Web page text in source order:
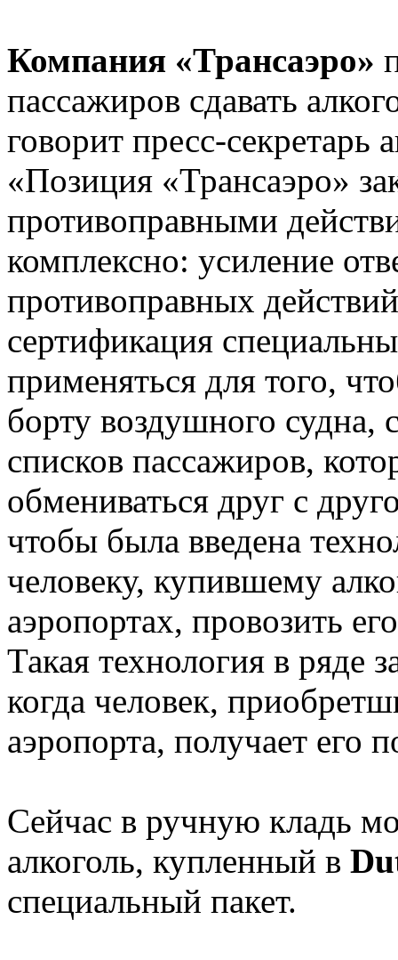
Компания «Трансаэро»
пассажиров сдавать
говорит пресс-
«Позиция «Трансаэро»
противоправными
комплексно: усиление
противоправных
сертификация
применяться для того,
борту воздушного судна,
списков пассажиров,
обмениваться друг с
чтобы была введена
человеку, купившему
аэропортах, провозить
Такая технология в ряде
когда человек,
аэропорта, получает его
Сейчас в ручную кладь
алкоголь, купленный в
специальный пакет.